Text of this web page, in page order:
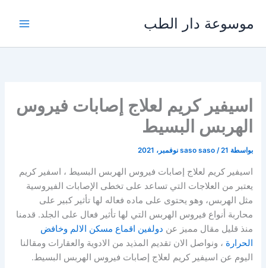
المحتوى
موسوعة دار الطب
اسيفير كريم لعلاج إصابات فيروس
الهربس البسيط
بواسطة saso saso /21 نوفمبر، 2021
اسيفير كريم لعلاج إصابات فيروس الهربس البسيط ، اسفير كريم
يعتبر من العلاجات التي تساعد على تخطى الإصابات الفيروسية
مثل الهربس، وهو يحتوى على ماده فعاله لها تأثير كبير على
محاربة أنواع فيروس الهربس التي لها تأثير فعال على الجلد. قدمنا
منذ قليل مقال مميز عن دولفين اقماع مسكن الالم وخافض
الحرارة ، ونواصل الان تقديم المذيد من الادوية والعقارات ومقالنا
اليوم عن اسيفير كريم لعلاج إصابات فيروس الهربس البسيط.